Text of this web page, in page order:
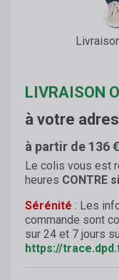
LIVRAISON
à votre
à partir de 136
Le colis vous est
heures CONTRE
Sérénité : Les
commande sont
sur 24 et 7 jours
https://